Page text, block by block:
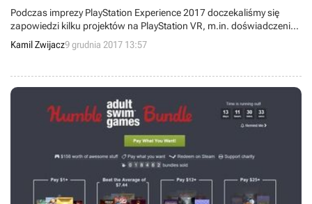
Podczas imprezy PlayStation Experience 2017 doczekaliśmy się
zapowiedzi kilku projektów na PlayStation VR, m.in. doświadczenia
opartego na The Last Guardian i strzelanki Firewall Zero Hour.
Ponadto dowiedzieliśmy się o nadchodzącej aktualizacji gry
Kamil Zwijacz9 grudnia 2017 13:57